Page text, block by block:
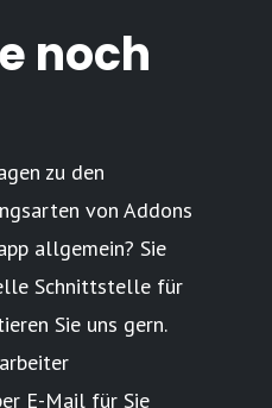
noch
zu den
von Addons
allgemein? Sie
Schnittstelle für
Sie uns gern.
E-Mail für Sie